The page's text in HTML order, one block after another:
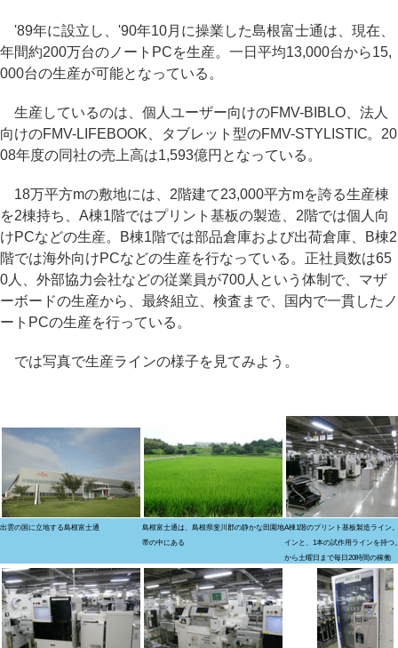
'89年に設立し、'90年10月に操業した島根富士通は、現在、
年間約200万台のノートPCを生産。一日平均13,000台から15,
000台の生産が可能となっている。
生産しているのは、個人ユーザー向けのFMV-BIBLO、法人
向けのFMV-LIFEBOOK、タブレット型のFMV-STYLISTIC。20
08年度の同社の売上高は1,593億円となっている。
18万平方mの敷地には、2階建て23,000平方mを誇る生産棟
を2棟持ち、A棟1階ではプリント基板の製造、2階では個人向
けPCなどの生産。B棟1階では部品倉庫および出荷倉庫、B棟2
階では海外向けPCなどの生産を行なっている。正社員数は65
0人、外部協力会社などの従業員が700人という体制で、マザ
ーボードの生産から、最終組立、検査まで、国内で一貫したノ
ートPCの生産を行っている。
では写真で生産ラインの様子を見てみよう。
出雲の国に立地する島根富士通
島根富士通は、島根県斐川郡の静かな田園地
帯の中にある
A棟1階のプリント基板製造ライン
インと、1本の試作用ラインを持つ
から土曜日まで毎日20時間の稼働